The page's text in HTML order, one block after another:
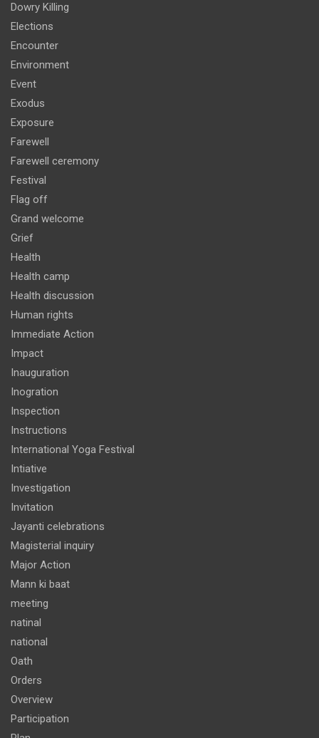
Dowry Killing
Elections
Encounter
Environment
Event
Exodus
Exposure
Farewell
Farewell ceremony
Festival
Flag off
Grand welcome
Grief
Health
Health camp
Health discussion
Human rights
Immediate Action
Impact
Inauguration
Inogration
Inspection
Instructions
International Yoga Festival
Intiative
Investigation
Invitation
Jayanti celebrations
Magisterial inquiry
Major Action
Mann ki baat
meeting
natinal
national
Oath
Orders
Overview
Participation